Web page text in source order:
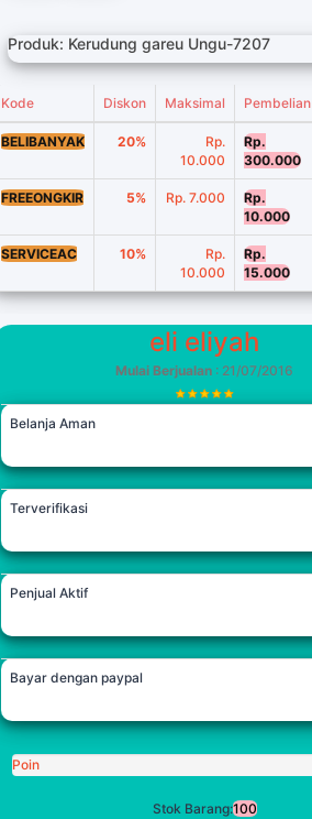
Produk: Kerudung gareu Ungu-7207
Kode Diskon Maksimal Pembelian
BELIBANYAK 20%
Rp.
10.000
Rp.
300.000
FREEONGKIR 5% Rp. 7.000
Rp.
10.000
SERVICEAC 10%
Rp.
10.000
Rp.
15.000
eli eliyah
Mulai Berjualan : 21/07/2016
Belanja Aman
Terverifikasi
Penjual Aktif
Bayar dengan paypal
Poin
Stok Barang:100